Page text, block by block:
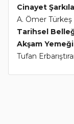
Cinayet
A. Ömer Türkeş
Tarihsel
Akşam Yemeği
Tufan